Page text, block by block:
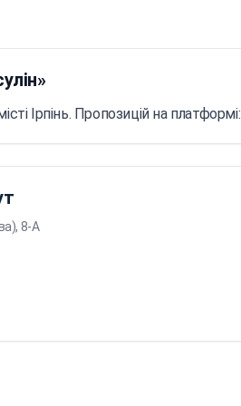
Ірпінь. Пропозицій на платформі:
8-А